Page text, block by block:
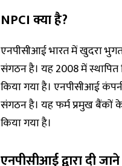
NPCI क्या है?
एनपीसीआई भारत में खुदरा
संगठन है। यह 2008 में स्थापित
किया गया है। एनपीसीआई
संगठन है। यह फर्म प्रमुख बैंकों के
किया गया है।
एनपीसीआई द्वारा दी